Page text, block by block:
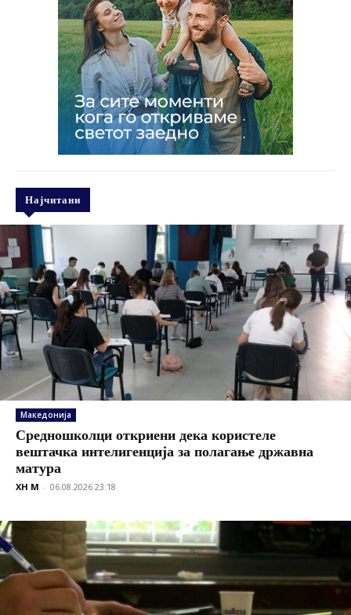
Најчитани
Македонија
Средношколци откриени дека користеле
вештачка интелигенција за полагање државна
матура
XH M - 06.08.2026 23:18